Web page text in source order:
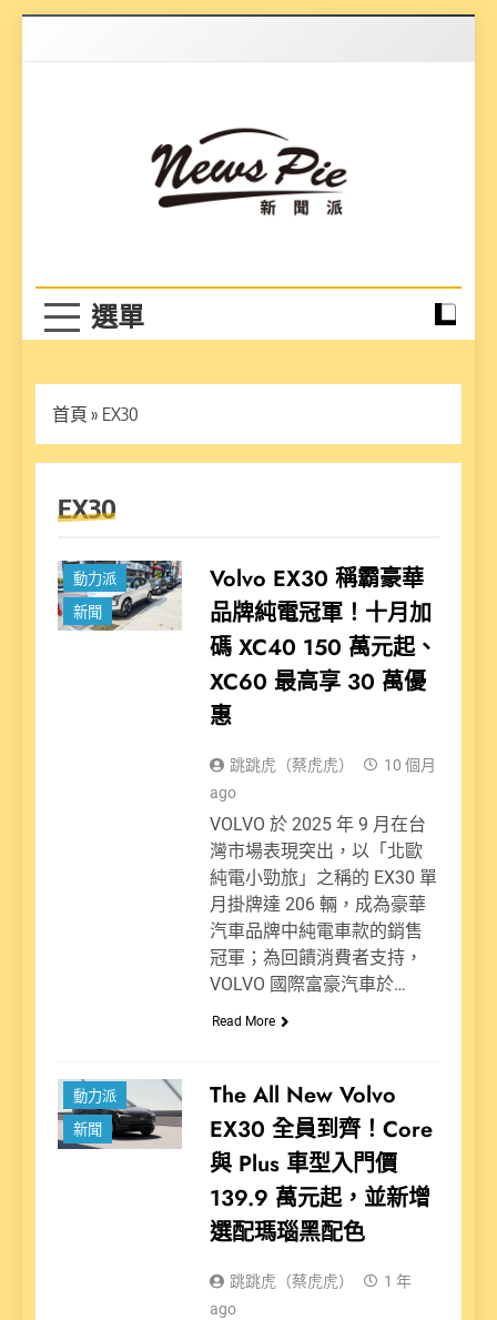
首頁 » EX30
EX30
動力派
新聞
Volvo EX30 稱霸豪華
品牌純電冠軍！十月加
碼 XC40 150 萬元起、
XC60 最高享 30 萬優
惠
跳跳虎（蔡虎虎）
10 個月
ago
VOLVO 於 2025 年 9 月在台
灣市場表現突出，以「北歐
純電小勁旅」之稱的 EX30 單
月掛牌達 206 輛，成為豪華
汽車品牌中純電車款的銷售
冠軍；為回饋消費者支持，
VOLVO 國際富豪汽車於…
Read More
動力派
新聞
The All New Volvo
EX30 全員到齊！Core
與 Plus 車型入門價
139.9 萬元起，並新增
選配瑪瑙黑配色
跳跳虎（蔡虎虎）
1 年
ago